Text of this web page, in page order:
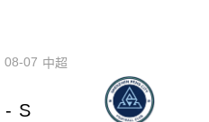
08-07 中超
- S